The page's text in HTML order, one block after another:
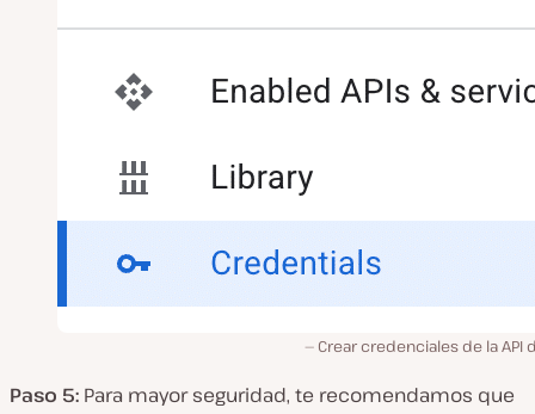
Crear credenciales de la API
Paso 5: Para mayor seguridad, te recomendamos que